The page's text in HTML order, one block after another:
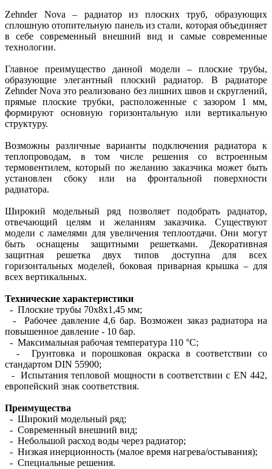
Zehnder Nova – радиатор из плоских труб, образующих
сплошную отопительную панель из стали, которая объединяет
в себе современный внешний вид и самые современные
технологии.
Главное преимущество данной модели – плоские трубы,
образующие элегантный плоский радиатор. В радиаторе
Zehnder Nova это реализовано без лишних швов и скруглений,
прямые плоские трубки, расположенные с зазором 1 мм,
формируют основную горизонтальную или вертикальную
структуру.
Возможны различные варианты подключения радиатора к
теплопроводам, в том числе решения со встроенным
термовентилем, который по желанию заказчика может быть
установлен сбоку или на фронтальной поверхности
радиатора.
Широкий модельный ряд позволяет подобрать радиатор,
отвечающий целям и желаниям заказчика. Существуют
модели с ламелями для увеличения теплоотдачи. Они могут
быть оснащены защитными решетками. Декоративная
защитная решетка двух типов доступна для всех
горизонтальных моделей, боковая приварная крышка – для
всех вертикальных.
Технические характеристики
- Плоские трубы 70х8х1,45 мм;
- Рабочее давление 4,6 бар. Возможен заказ радиатора на
повышенное давление - 10 бар.
- Максимальная рабочая температура 110 °С;
- Грунтовка и порошковая окраска в соответствии со
стандартом DIN 55900;
- Испытания тепловой мощности в соответствии с EN 442,
европейский знак соответствия.
Преимущества
- Широкий модельный ряд;
- Современный внешний вид;
- Небольшой расход воды через радиатор;
- Низкая инерционность (малое время нагрева/остывания);
- Специальные решения.